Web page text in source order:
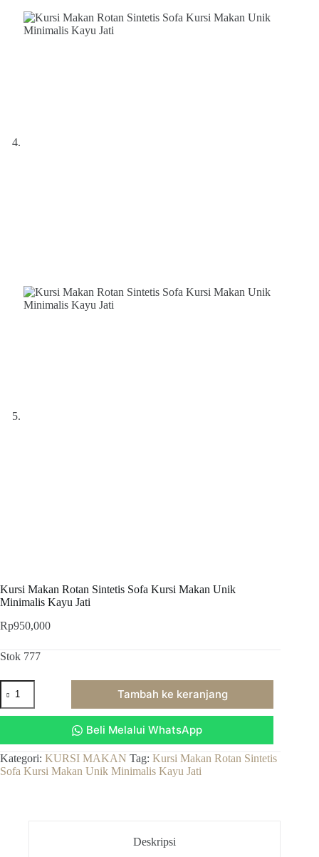
Kursi Makan Rotan Sintetis Sofa Kursi Makan Unik
Minimalis Kayu Jati
Rp950,000
Stok 777
Kuantitas
Kursi
Makan
Sofa
Kursi
Makan
Tambah ke keranjang
Beli Melalui WhatsApp
Kategori: KURSI MAKAN Tag: Kursi Makan Rotan Sintetis
Sofa Kursi Makan Unik Minimalis Kayu Jati
Deskripsi